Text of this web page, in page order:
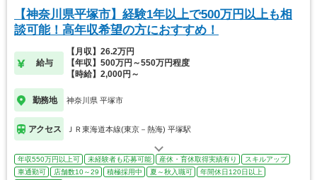
【神奈川県平塚市】経験1年以上で500万円以上も相
談可能！高年収希望の方におすすめ！
給与
【月収】26.2万円
【年収】500万円～550万円程度
【時給】2,000円～
勤務地 神奈川県 平塚市
アクセス ＪＲ東海道本線(東京－熱海) 平塚駅
年収550万円以上可 未経験者も応募可能 産休・育休取得実績有り
スキルアップ
車通勤可
店舗数10～29 積極採用中 夏～秋入職可
年間休日120日以上